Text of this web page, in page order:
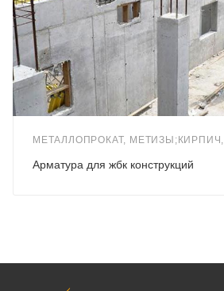
МЕТАЛЛОПРОКАТ,
Арматура для жбк конструкций